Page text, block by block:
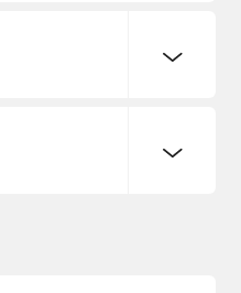
流出防止に関す
備・震災復興